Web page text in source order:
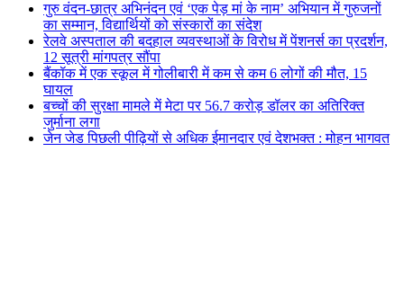
गुरु वंदन-छात्र अभिनंदन एवं ‘एक पेड़ मां के नाम’ अभियान में गुरुजनों
का सम्मान, विद्यार्थियों को संस्कारों का संदेश
रेलवे अस्पताल की बदहाल व्यवस्थाओं के विरोध में पेंशनर्स का प्रदर्शन,
12 सूत्री मांगपत्र सौंपा
बैंकॉक में एक स्कूल में गोलीबारी में कम से कम 6 लोगों की मौत, 15
घायल
बच्चों की सुरक्षा मामले में मेटा पर 56.7 करोड़ डॉलर का अतिरिक्त
जुर्माना लगा
जेन जेड पिछली पीढ़ियों से अधिक ईमानदार एवं देशभक्त : मोहन भागवत